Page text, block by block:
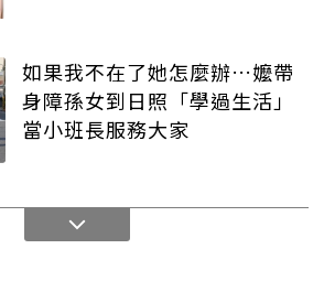
如果我不在了她怎麼辦…嬤帶
身障孫女到日照「學過生活」
當小班長服務大家